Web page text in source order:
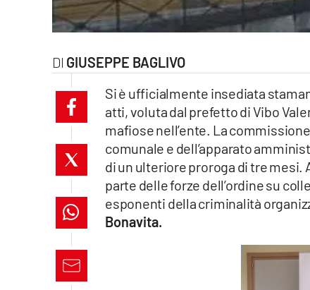
lacitymag.it
cosenzachannel.it
catanzarochannel.it
lacapitalenews.it
GIUSEPPE BAGLIVO
Si è ufficialmente insediata
atti, voluta dal prefetto di Vibo
mafiose nell’ente. La
comunale e dell’apparato
di un ulteriore proroga di tre mesi.
parte delle forze dell’ordine su
esponenti della criminalità
Bonavita.